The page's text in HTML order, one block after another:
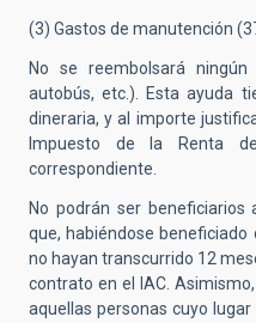
(3) Gastos de manutención
No se reembolsará
autobús, etc.). Esta ayuda
dineraria, y al importe
Impuesto de la Renta
correspondiente.
No podrán ser beneficiarios
que, habiéndose
no hayan transcurrido 12
contrato en el IAC.
aquellas personas cuyo